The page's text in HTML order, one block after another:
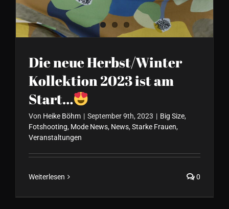
Die neue Herbst/Winter
Kollektion 2023 ist am
Start…
Von Heike Böhm | September 9th, 2023 | Big Size,
Fotshooting, Mode News, News, Starke Frauen,
Veranstaltungen
Weiterlesen 0